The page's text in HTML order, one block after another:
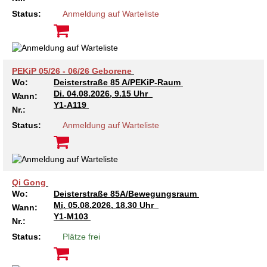
Kindertagesstätte Klaus-Müller-Kilian-Weg /
“Mäuseburg” / Familienzentrum
Kindertagesstätte Langes Feld “Deisterspatzen”
Familienzentrum
Kindertagesstätte Petermannstraße /
Familienzentrum
Kindertagesstätte Rosenbergstraße
Kindertagesstätte Hiltrud-Grote-Weg
Kindertagesstätte Johannes-Lau-Hof
Familienzentrum
Kindertagesstätte Klaus-Müller-Kilian-Weg /
“Mäuseburg” / Familienzentrum
Kindertagesstätte Langes Feld “Deisterspatzen”
Status: Anmeldung auf Warteliste
PEKiP 05/26 - 06/26 Geborene
Wo:
Deisterstraße 85 A/PEKiP-Raum
Wann:
Di. 04.08.2026, 9.15 Uhr
Nr.:
Y1-A119
Status: Anmeldung auf Warteliste
Qi Gong
Wo:
Deisterstraße 85A/Bewegungsraum
Wann:
Mi. 05.08.2026, 18.30 Uhr
Nr.:
Y1-M103
Status: Plätze frei